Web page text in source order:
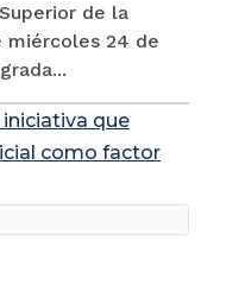
de la
miércoles 24 de
que
como factor